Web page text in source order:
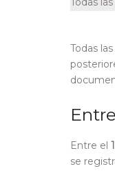
Todas
Entre el
se